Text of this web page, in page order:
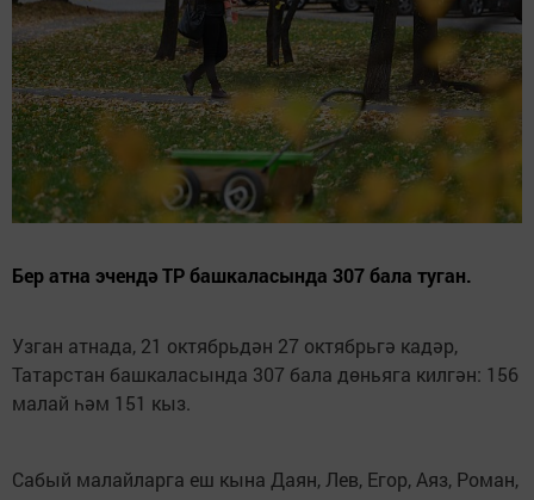
Бер атна эчендә ТР башкаласында 307 бала туган.
Узган атнада, 21 октябрьдән 27 октябрьгә кадәр,
Татарстан башкаласында 307 бала дөньяга килгән: 156
малай һәм 151 кыз.
Сабый малайларга еш кына Даян, Лев, Егор, Аяз, Роман,